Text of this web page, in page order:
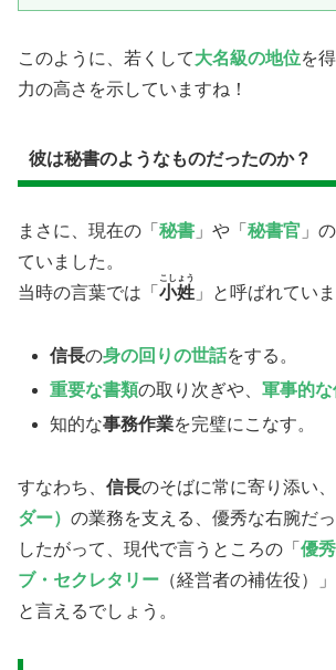
このように、若くして大名級の地位を
力の高さを示していますね！
​彼は秘書のようなものだったのか？
​まさに、現在の「 秘書 」や「 秘書官 」
ていました。
当時の言葉では「 小姓
こしょう
」と呼ばれてい
​信長の身の回りの世話をする。
重要な書類の取り次ぎや、軍事的な
​知的な事務作業を完璧にこなす。
​すなわち、 信長のそばに常に寄り添い、
ダー） の業務を支える、優秀な右腕だっ
​したがって、現代で言うところの「 優
ブ・セクレタリー （経営者の補佐役）
と言えるでしょう。